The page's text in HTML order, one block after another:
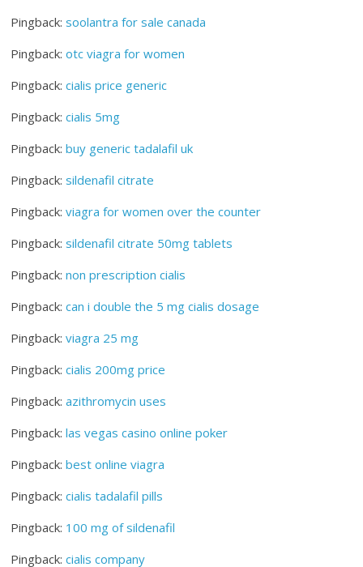
Pingback:soolantra for sale canada
Pingback:otc viagra for women
Pingback:cialis price generic
Pingback:cialis 5mg
Pingback:buy generic tadalafil uk
Pingback:sildenafil citrate
Pingback:viagra for women over the counter
Pingback:sildenafil citrate 50mg tablets
Pingback:non prescription cialis
Pingback:can i double the 5 mg cialis dosage
Pingback:viagra 25 mg
Pingback:cialis 200mg price
Pingback:azithromycin uses
Pingback:las vegas casino online poker
Pingback:best online viagra
Pingback:cialis tadalafil pills
Pingback: 100 mg of sildenafil
Pingback:cialis company